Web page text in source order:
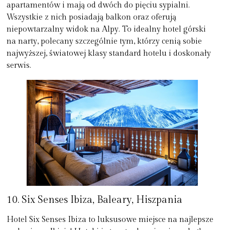
apartamentów i mają od dwóch do pięciu sypialni.
Wszystkie z nich posiadają balkon oraz oferują
niepowtarzalny widok na Alpy. To idealny hotel górski
na narty, polecany szczególnie tym, którzy cenią sobie
najwyższej, światowej klasy standard hotelu i doskonały
serwis.
10. Six Senses Ibiza, Baleary, Hiszpania
Hotel Six Senses Ibiza to luksusowe miejsce na najlepsze